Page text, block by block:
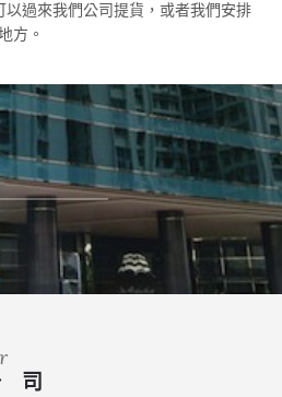
過來我們公司提貨，或者我們安排
方。
司